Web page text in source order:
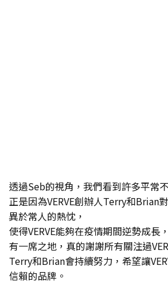
透過Seb的視角，我們看到許多平常
正是因為VERVE創辦人Terry和Brian
異於常人的熱忱，
使得VERVE能夠在疫情期間逆勢成長
有一席之地，真的謝謝所有關注過
Terry和Brian會持續努力，希望讓
信賴的品牌。